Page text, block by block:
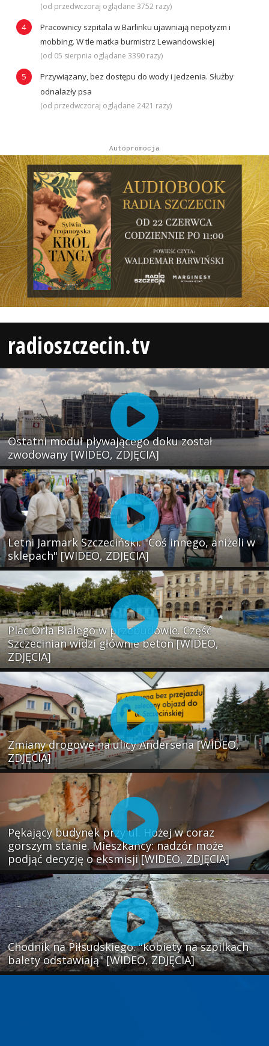
(od przedwczoraj oglądane 3752 razy)
Pracownicy szpitala w Barlinku ujawniają nepotyzm i
mobbing. W tle matka burmistrz Lewandowskiej
(od 05 sierpnia oglądane 3390 razy)
Przywiązany, bez dostępu do wody i jedzenia. Służby
odnalazły psa
(od przedwczoraj oglądane 2421 razy)
Autopromocja
radioszczecin.tv
Ostatni moduł pływającego doku został
zwodowany [WIDEO, ZDJĘCIA]
Letni Jarmark Szczeciński. "Coś innego, aniżeli w
sklepach" [WIDEO, ZDJĘCIA]
Plac Orła Białego w przebudowie. Część
Szczecinian widzi głównie beton [WIDEO,
ZDJĘCIA]
Zmiany drogowe na ulicy Andersena [WIDEO,
ZDJĘCIA]
Pękający budynek przy ul. Hożej w coraz
gorszym stanie. Mieszkańcy: nadzór może
podjąć decyzję o eksmisji [WIDEO, ZDJĘCIA]
Chodnik na Piłsudskiego: "kobiety na szpilkach
balety odstawiają" [WIDEO, ZDJĘCIA]